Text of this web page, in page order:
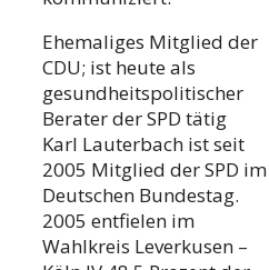
Ehemaliges Mitglied der
CDU; ist heute als
gesundheitspolitischer
Berater der SPD tätig
Karl Lauterbach ist seit
2005 Mitglied der SPD im
Deutschen Bundestag.
2005 entfielen im
Wahlkreis Leverkusen –